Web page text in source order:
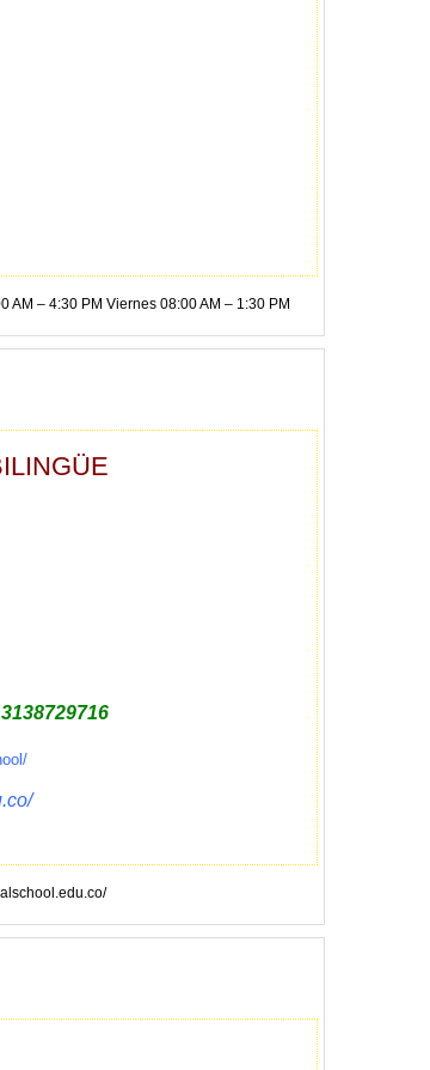
AM – 4:30 PM Viernes 08:00 AM – 1:30 PM
3138729716